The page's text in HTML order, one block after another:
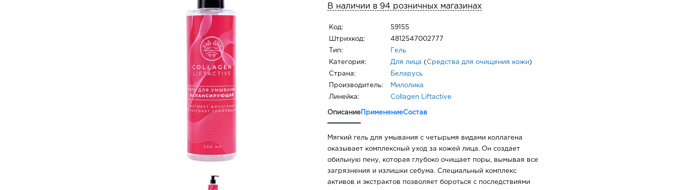
В наличии в 94 розничных магазинах
Код: 59155
Штрихкод: 4812547002777
Тип: Гель
Категория: Для лица ( Средства для очищения кожи )
Страна: Беларусь
Производитель: Милолика
Линейка: Collagen Liftactive
Описание ПрименениеСостав
Мягкий гель для умывания с четырьмя видами коллагена
оказывает комплексный уход за кожей лица. Он создает
обильную пену, которая глубоко очищает поры, вымывая все
загрязнения и излишки себума. Специальный комплекс
активов и экстрактов позволяет бороться с последствиями